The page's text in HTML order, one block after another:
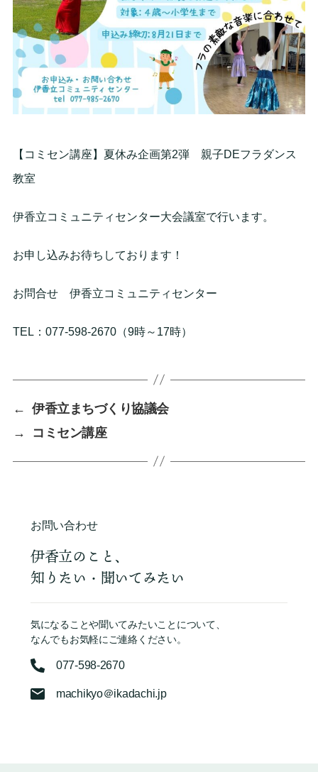
【コミセン講座】夏休み企画第2弾 親子DEフラダンス
教室
伊香立コミュニティセンター大会議室で行います。
お申し込みお待ちしております！
お問合せ 伊香立コミュニティセンター
TEL：077-598-2670（9時～17時）
←
伊香立まちづくり協議会
→
コミセン講座
お問い合わせ
伊香立のこと、
知りたい・聞いてみたい
気になることや聞いてみたいことについて、
なんでもお気軽にご連絡ください。
077-598-2670
machikyo＠ikadachi.jp